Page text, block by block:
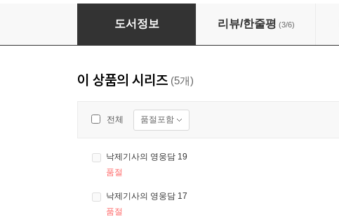
낙제기사의 영웅담 17
도서정보 리뷰/한줄평 (3/6)
이 상품의 시리즈 (5개)
전체 품절포함
낙제기사의 영웅담 19
품절
낙제기사의 영웅담 17
품절